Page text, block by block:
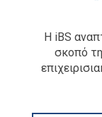
Η iBS
σκοπό